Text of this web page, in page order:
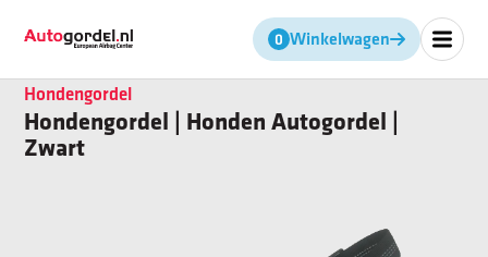
Winkelwagen
Geen producten in de
Hondengordel
Hondengordel | Honden Autogordel |
Zwart